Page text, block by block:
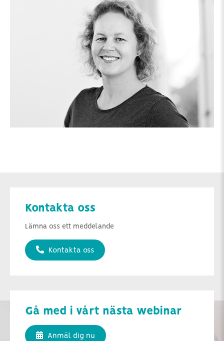
Kontakta oss
Lämna oss ett meddelande
Kontakta oss
Gå med i vårt nästa webinar
Anmäl dig nu